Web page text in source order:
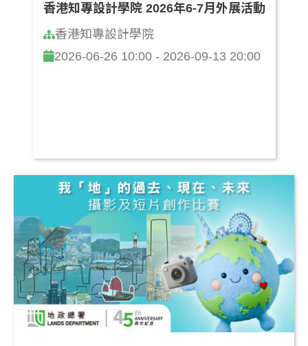
香港知專設計學院 2026年6-7月外展活動
香港知專設計學院
2026-06-26 10:00 - 2026-09-13 20:00